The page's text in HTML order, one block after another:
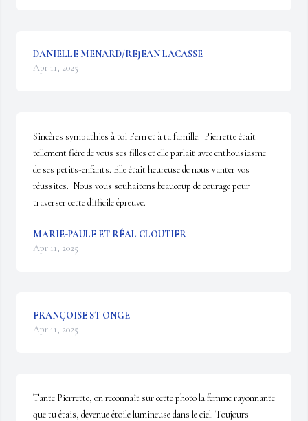
DANIELLE MENARD/REJEAN LACASSE
Apr 11, 2025
Sincères sympathies à toi Fern et à ta famille.  Pierrette était
tellement fière de vous ses filles et elle parlait avec enthousiasme
de ses petits-enfants. Elle était heureuse de nous vanter vos
réussites.  Nous vous souhaitons beaucoup de courage pour
traverser cette difficile épreuve.
MARIE-PAULE ET RÉAL CLOUTIER
Apr 11, 2025
FRANÇOISE ST ONGE
Apr 11, 2025
Tante Pierrette, on reconnaît sur cette photo la femme rayonnante
que tu étais, devenue étoile lumineuse dans le ciel. Toujours